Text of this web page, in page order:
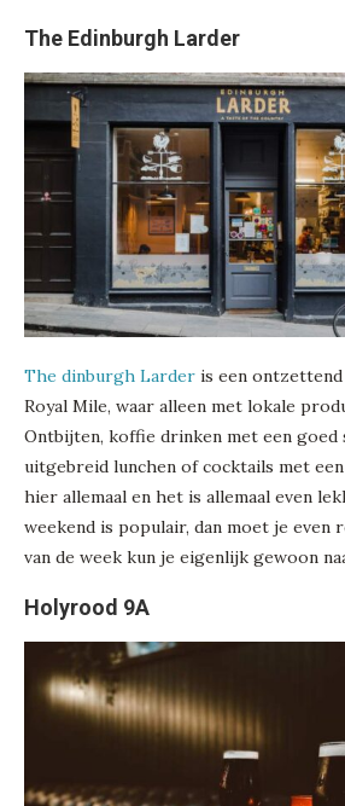
The Edinburgh Larder
The dinburgh Larder is een
Royal Mile, waar alleen met lokale
Ontbijten, koffie drinken met een
uitgebreid lunchen of cocktails met
hier allemaal en het is allemaal even
weekend is populair, dan moet je even
van de week kun je eigenlijk gewoon
Holyrood 9A